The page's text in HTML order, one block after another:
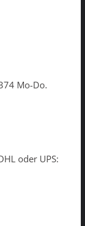
Mo-Do.
oder UPS: